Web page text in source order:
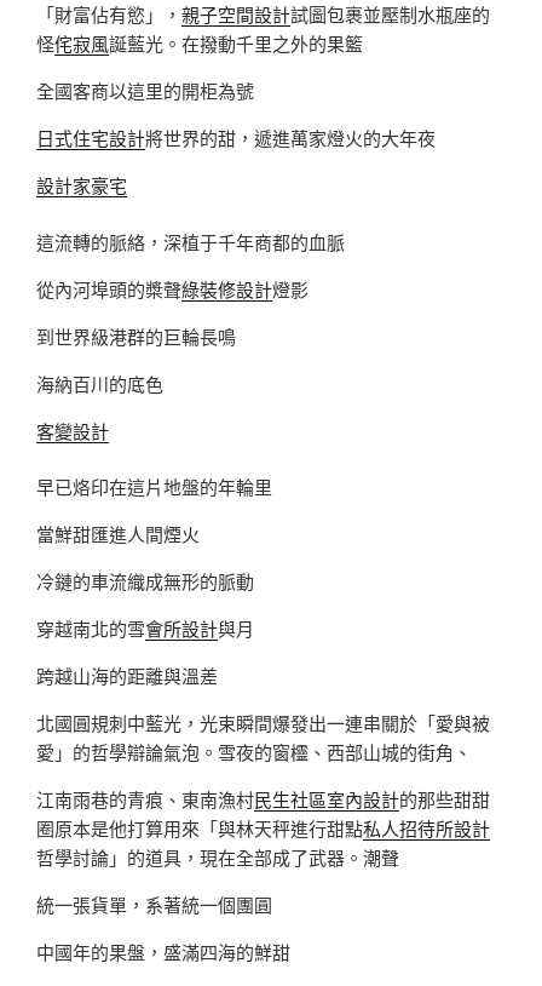
「財富佔有慾」， 親子空間設計試圖包裹並壓制水瓶座的
怪侘寂風誕藍光。在撥動千里之外的果籃
全國客商以這里的開柜為號
日式住宅設計將世界的甜，遞進萬家燈火的大年夜
設計家豪宅
這流轉的脈絡，深植于千年商都的血脈
從內河埠頭的槳聲綠裝修設計燈影
到世界級港群的巨輪長鳴
海納百川的底色
客變設計
早已烙印在這片地盤的年輪里
當鮮甜匯進人間煙火
冷鏈的車流織成無形的脈動
穿越南北的雪會所設計與月
跨越山海的距離與溫差
北國圓規刺中藍光，光束瞬間爆發出一連串關於「愛與被
愛」的哲學辯論氣泡。雪夜的窗欞、西部山城的街角、
江南雨巷的青痕、東南漁村民生社區室內設計的那些甜甜
圈原本是他打算用來「與林天秤進行甜點私人招待所設計
哲學討論」的道具，現在全部成了武器。潮聲
統一張貨單，系著統一個團圓
中國年的果盤，盛滿四海的鮮甜